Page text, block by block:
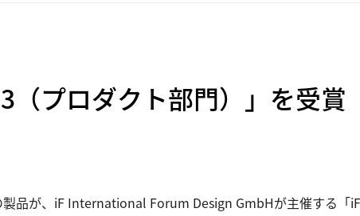
プロダクト部門）」を受賞
品が、iF International Forum Design GmbHが主催する「